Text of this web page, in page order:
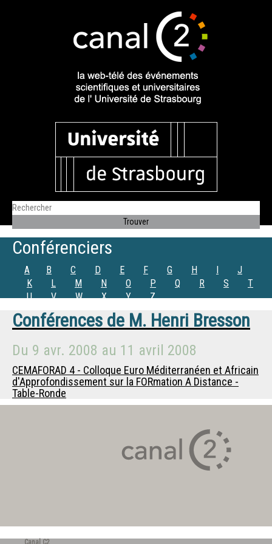
Conférenciers
A B C D E F G H I
J
K
L M N O P Q R S
T
U
V W X Y Z
Conférences de M. Henri Bresson
Du 9 avr. 2008 au 11 avril 2008
CEMAFORAD 4 - Colloque Euro Méditerranéen et Africain
d'Approfondissement sur la FORmation A Distance -
Table-Ronde
Canal C2